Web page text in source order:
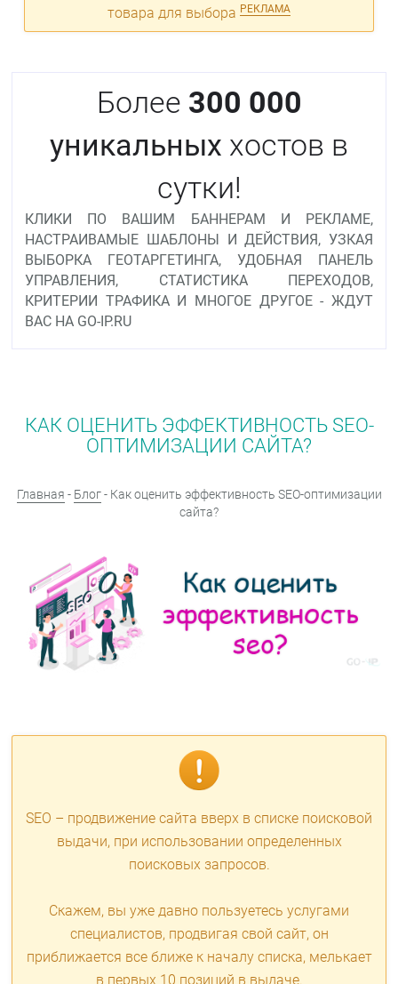
товара для выбора РЕКЛАМА
Более 300 000
уникальных хостов в
сутки!
КЛИКИ ПО ВАШИМ БАННЕРАМ И РЕКЛАМЕ,
НАСТРАИВАМЫЕ ШАБЛОНЫ И ДЕЙСТВИЯ, УЗКАЯ
ВЫБОРКА ГЕОТАРГЕТИНГА, УДОБНАЯ ПАНЕЛЬ
УПРАВЛЕНИЯ, СТАТИСТИКА ПЕРЕХОДОВ,
КРИТЕРИИ ТРАФИКА И МНОГОЕ ДРУГОЕ - ЖДУТ
ВАС НА GO-IP.RU
КАК ОЦЕНИТЬ ЭФФЕКТИВНОСТЬ SEO-
ОПТИМИЗАЦИИ САЙТА?
Главная - Блог- Как оценить эффективность SEO-оптимизации
сайта?
SEO – продвижение сайта вверх в списке поисковой
выдачи, при использовании определенных
поисковых запросов.
Скажем, вы уже давно пользуетесь услугами
специалистов, продвигая свой сайт, он
приближается все ближе к началу списка, мелькает
в первых 10 позиций в выдаче.